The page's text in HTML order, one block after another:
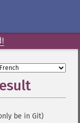
be in Git)